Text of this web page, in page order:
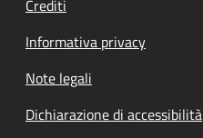
Crediti
Informativa privacy
Note legali
Dichiarazione di accessibilità